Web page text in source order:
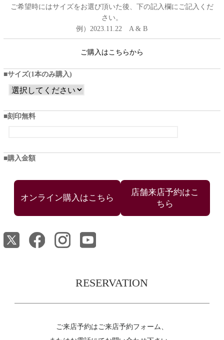
ご希望時にはサイズをお選び頂いた後、下の記入欄にご記入くだ
さい。
例）2023.11.22 A & B
ご購入はこちらから
サイズ(1本のみ購入)
刻印無料
購入金額
店舗来店予約はこ
ちら
RESERVATION
ご来店予約はご来店予約フォーム、